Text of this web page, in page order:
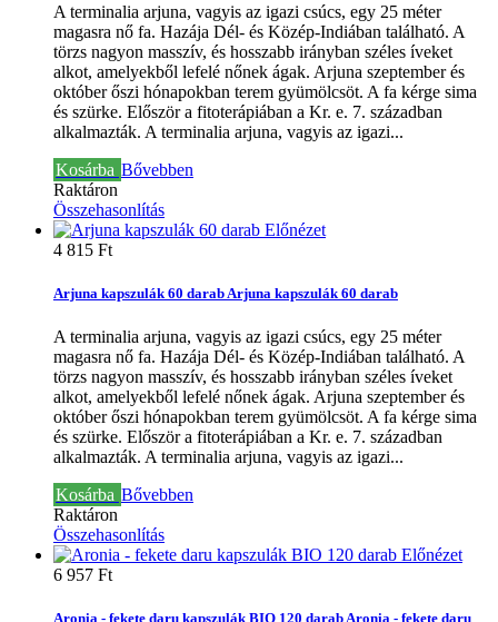
A terminalia arjuna, vagyis az igazi csúcs, egy 25 méter
magasra nő fa. Hazája Dél- és Közép-Indiában található. A
törzs nagyon masszív, és hosszabb irányban széles íveket
alkot, amelyekből lefelé nőnek ágak. Arjuna szeptember és
október őszi hónapokban terem gyümölcsöt. A fa kérge sima
és szürke. Először a fitoterápiában a Kr. e. 7. században
alkalmazták. A terminalia arjuna, vagyis az igazi...
Kosárba Bővebben
Raktáron
Összehasonlítás
Előnézet
4 815 Ft‎
Arjuna kapszulák 60 darab Arjuna kapszulák 60 darab
A terminalia arjuna, vagyis az igazi csúcs, egy 25 méter
magasra nő fa. Hazája Dél- és Közép-Indiában található. A
törzs nagyon masszív, és hosszabb irányban széles íveket
alkot, amelyekből lefelé nőnek ágak. Arjuna szeptember és
október őszi hónapokban terem gyümölcsöt. A fa kérge sima
és szürke. Először a fitoterápiában a Kr. e. 7. században
alkalmazták. A terminalia arjuna, vagyis az igazi...
Kosárba Bővebben
Raktáron
Összehasonlítás
Előnézet
6 957 Ft‎
Aronia - fekete daru kapszulák BIO 120 darabAronia - fekete daru